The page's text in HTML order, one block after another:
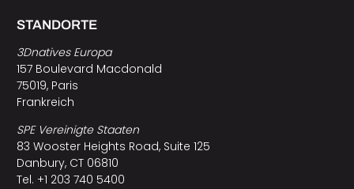
STANDORTE
3Dnatives Europa
157 Boulevard Macdonald
75019, Paris
Frankreich
SPE Vereinigte Staaten
83 Wooster Heights Road, Suite 125
Danbury, CT 06810
Tel. +1 203 740 5400